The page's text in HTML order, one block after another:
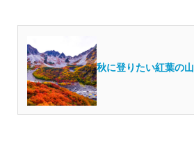
秋に登りたい紅葉の山